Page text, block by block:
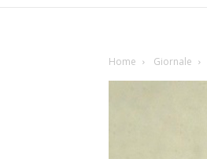
Home Giornale